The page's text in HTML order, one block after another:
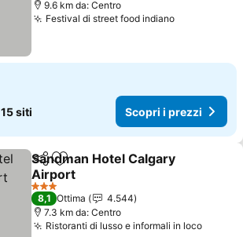
9.6 km da: Centro
Festival di street food indianoScopri i
15 siti Scopri i prezzi
CondividiAggiungi ai preferiti
Sandman Hotel Calgary
Airport
Scopri i prezzi
3 Stelle
8,1 Ottima
4.544
7.3 km da: Centro
Ristoranti di lusso e informali in loco